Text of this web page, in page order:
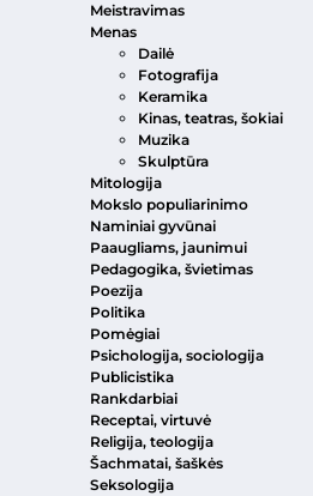
Meistravimas
Menas
Dailė
Fotografija
Keramika
Kinas, teatras, šokiai
Muzika
Skulptūra
Mitologija
Mokslo populiarinimo
Naminiai gyvūnai
Paaugliams, jaunimui
Pedagogika, švietimas
Poezija
Politika
Pomėgiai
Psichologija, sociologija
Publicistika
Rankdarbiai
Receptai, virtuvė
Religija, teologija
Šachmatai, šaškės
Seksologija